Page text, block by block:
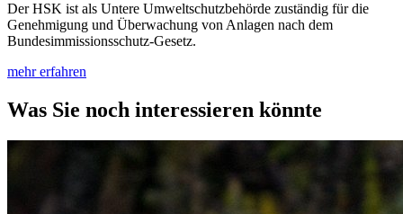
Der HSK ist als Untere Umweltschutzbehörde zuständig für die
Genehmigung und Überwachung von Anlagen nach dem
Bundesimmissionsschutz-Gesetz.
mehr erfahren
Was Sie noch interessieren könnte